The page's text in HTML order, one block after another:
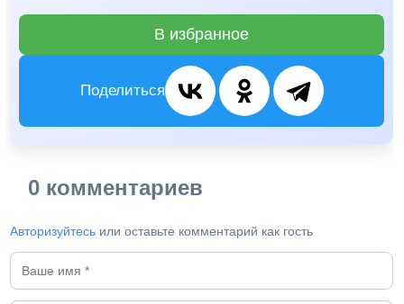
В избранное
Поделиться
0 комментариев
Авторизуйтесь или оставьте комментарий как гость